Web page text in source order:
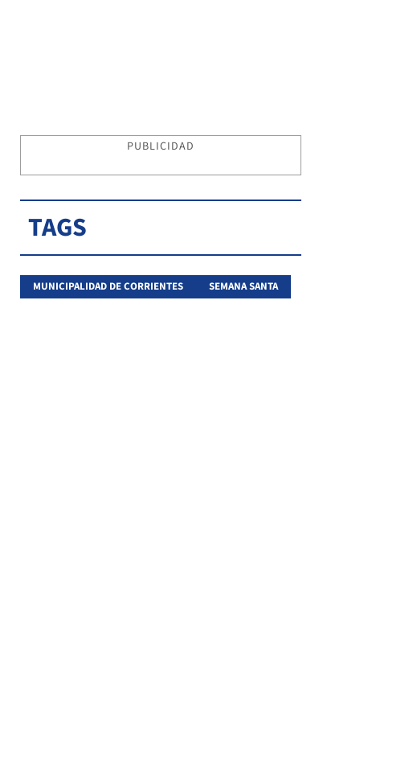
PUBLICIDAD
TAGS
MUNICIPALIDAD DE CORRIENTES SEMANA SANTA